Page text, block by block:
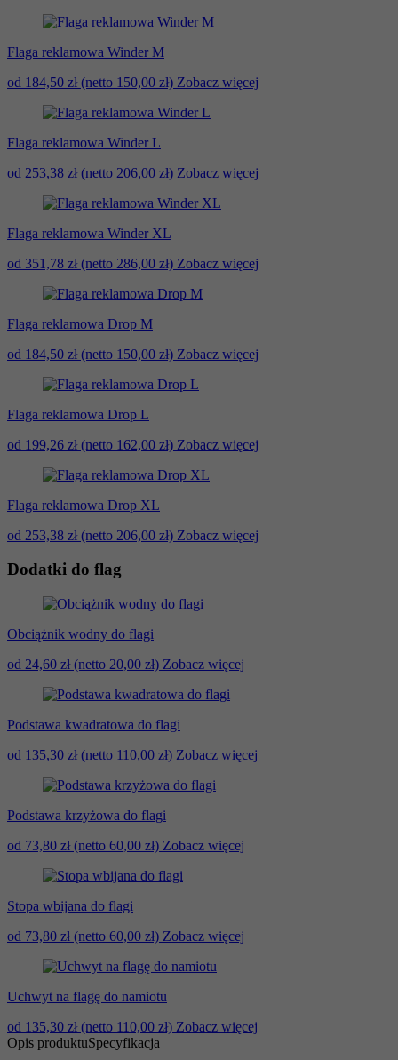
Flaga reklamowa Winder M
od 184,50 zł(netto 150,00 zł) Zobacz więcej
Flaga reklamowa Winder L
od 253,38 zł(netto 206,00 zł) Zobacz więcej
Flaga reklamowa Winder XL
od 351,78 zł(netto 286,00 zł) Zobacz więcej
Flaga reklamowa Drop M
od 184,50 zł(netto 150,00 zł) Zobacz więcej
Flaga reklamowa Drop L
od 199,26 zł(netto 162,00 zł) Zobacz więcej
Flaga reklamowa Drop XL
od 253,38 zł(netto 206,00 zł) Zobacz więcej
Dodatki do flag
Obciążnik wodny do flagi
od 24,60 zł(netto 20,00 zł) Zobacz więcej
Podstawa kwadratowa do flagi
od 135,30 zł(netto 110,00 zł) Zobacz więcej
Podstawa krzyżowa do flagi
od 73,80 zł(netto 60,00 zł) Zobacz więcej
Stopa wbijana do flagi
od 73,80 zł(netto 60,00 zł) Zobacz więcej
Uchwyt na flagę do namiotu
od 135,30 zł(netto 110,00 zł) Zobacz więcej
Opis produktuSpecyfikacja